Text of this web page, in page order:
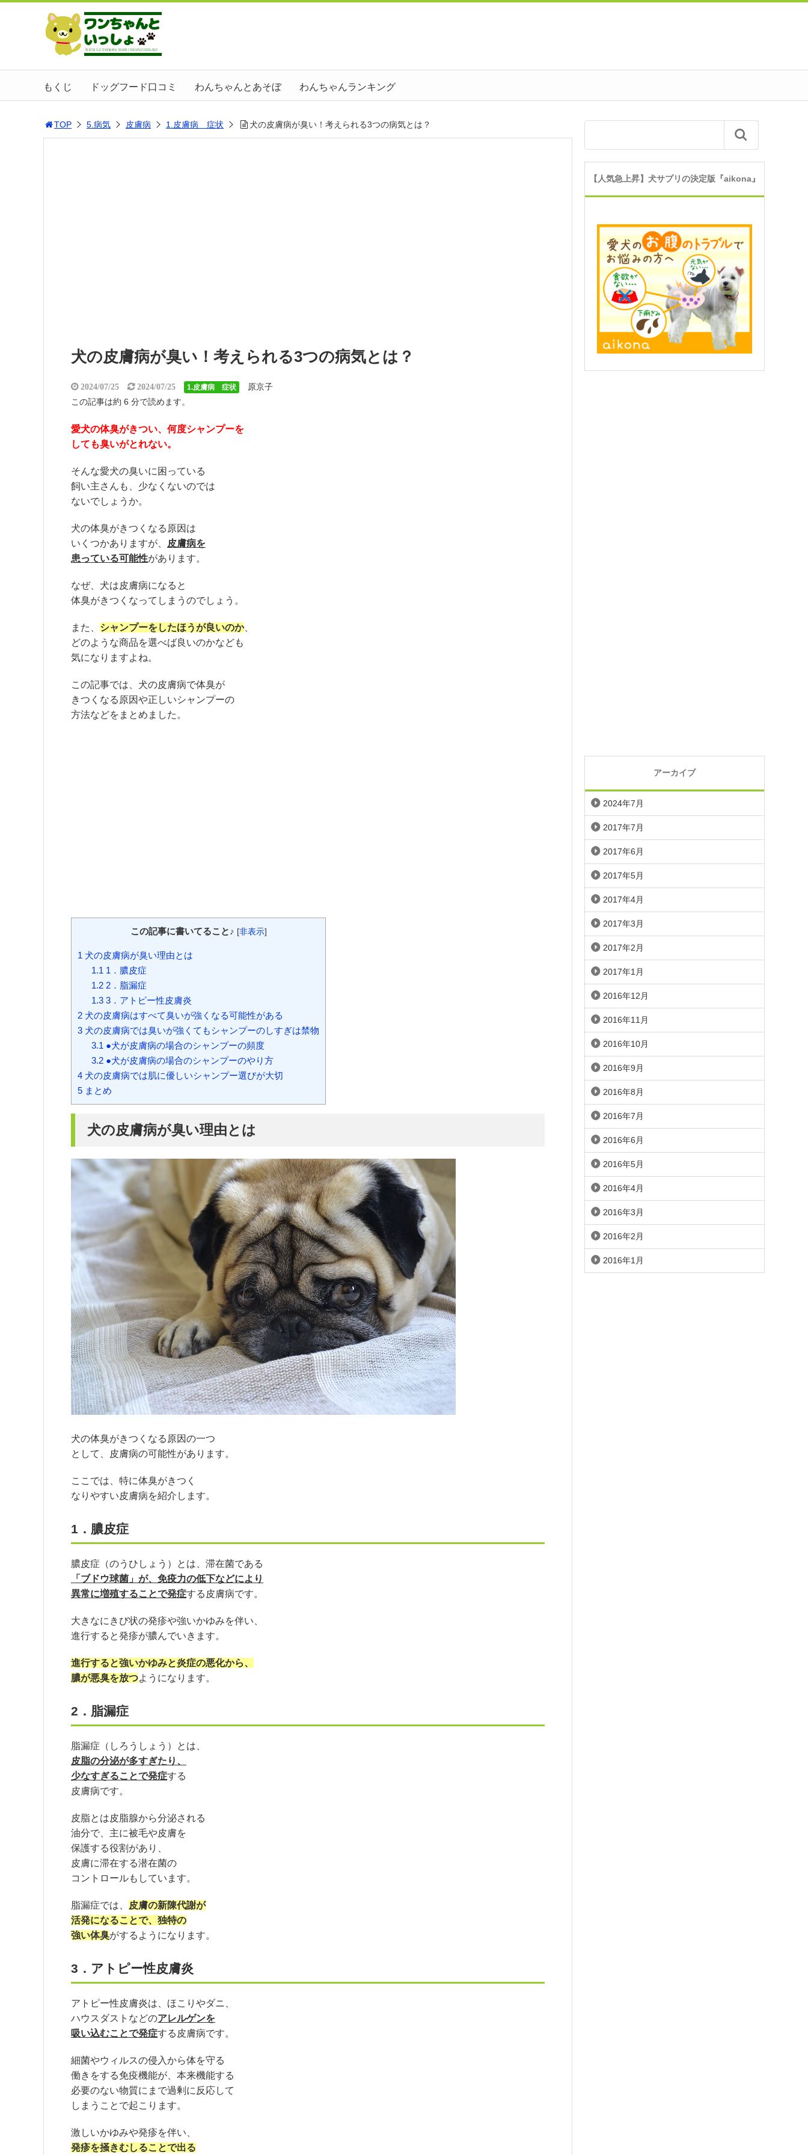
もくじ ドッグフード口コミ わんちゃんとあそぼ わんちゃんランキング
TOP 5.病気 皮膚病 1.皮膚病 症状 犬の皮膚病が臭い！考えられる3つの病気とは？
犬の皮膚病が臭い！考えられる3つの病気とは？
2024/07/25 2024/07/25 1.皮膚病 症状
原京子
この記事は約 6 分で読めます。
愛犬の体臭がきつい、何度シャンプーを
しても臭いがとれない。
そんな愛犬の臭いに困っている
飼い主さんも、少なくないのでは
ないでしょうか。
犬の体臭がきつくなる原因は
いくつかありますが、
皮膚病を
患っている可能性があります。
なぜ、犬は皮膚病になると
体臭がきつくなってしまうのでしょう。
また、 シャンプーをしたほうが良いのか、
どのような商品を選べば良いのかなども
気になりますよね。
この記事では、犬の皮膚病で体臭が
きつくなる原因や正しいシャンプーの
方法などをまとめました。
この記事に書いてること♪ [非表示]
1 犬の皮膚病が臭い理由とは
1.1 1．膿皮症
1.22．脂漏症
1.33．アトピー性皮膚炎
2 犬の皮膚病はすべて臭いが強くなる可能性がある
3 犬の皮膚病では臭いが強くてもシャンプーのしすぎは禁物
3.1 ●犬が皮膚病の場合のシャンプーの頻度
3.2●犬が皮膚病の場合のシャンプーのやり方
4 犬の皮膚病では肌に優しいシャンプー選びが大切
5 まとめ
犬の皮膚病が臭い理由とは
犬の体臭がきつくなる原因の一つ
として、皮膚病の可能性があります。
ここでは、特に体臭がきつく
なりやすい皮膚病を紹介します。
1．膿皮症
膿皮症（のうひしょう）とは、滞在菌である
「ブドウ球菌」が、免疫力の低下などにより
異常に増殖することで発症する皮膚病です。
大きなにきび状の発疹や強いかゆみを伴い、
進行すると発疹が膿んでいきます。
進行すると強いかゆみと炎症の悪化から、
膿が悪臭を放つようになります。
2．脂漏症
脂漏症（しろうしょう）とは、
皮脂の分泌が多すぎたり、
少なすぎることで発症する
皮膚病です。
皮脂とは皮脂腺から分泌される
油分で、主に被毛や皮膚を
保護する役割があり、
皮膚に滞在する潜在菌の
コントロールもしています。
脂漏症では、
皮膚の新陳代謝が
活発になることで、独特の
強い体臭がするようになります。
3．アトピー性皮膚炎
アトピー性皮膚炎は、ほこりやダニ、
ハウスダストなどのアレルゲンを
吸い込むことで発症する皮膚病です。
細菌やウィルスの侵入から体を守る
働きをする免疫機能が、本来機能する
必要のない物質にまで過剰に反応して
しまうことで起こります。
激しいかゆみや発疹を伴い、
発疹を掻きむしることで出る
【人気急上昇】犬サプリの決定版『aikona』
アーカイブ
2024年7月
2017年7月
2017年6月
2017年5月
2017年4月
2017年3月
2017年2月
2017年1月
2016年12月
2016年11月
2016年10月
2016年9月
2016年8月
2016年7月
2016年6月
2016年5月
2016年4月
2016年3月
2016年2月
2016年1月